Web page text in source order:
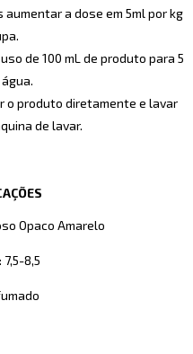
aumentar a dose em 5ml por kg
de 100 mL de produto para 5
o produto diretamente e lavar
de lavar.
Opaco Amarelo
7,5-8,5